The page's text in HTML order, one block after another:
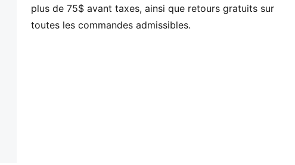
accompagne à chaque étape.
CARACTÉRISTIQUES ET AVANTAGES
plus de 75$ avant taxes, ainsi que retours gratuits sur
toutes les commandes admissibles.